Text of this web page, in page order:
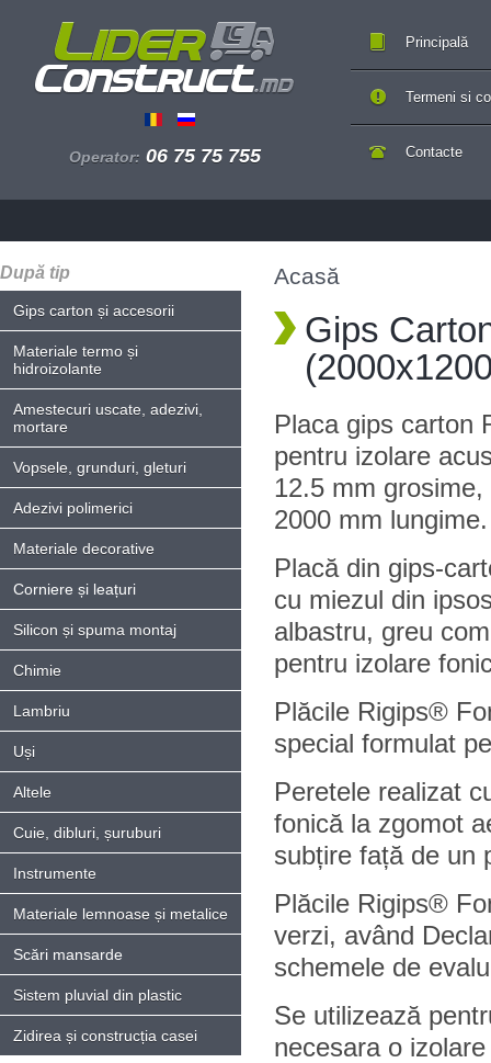
Operator: 06 75 75 755
Principală
Contacte
Termeni si
După tip
Gips carton și accesorii
Materiale termo și
hidroizolante
Amestecuri uscate, adezivi,
mortare
Vopsele, grunduri, gleturi
Adezivi polimerici
Materiale decorative
Corniere și leațuri
Silicon și spuma montaj
Chimie
Lambriu
Uși
Altele
Cuie, dibluri, șuruburi
Instrumente
Materiale lemnoase și metalice
Scări mansarde
Sistem pluvial din plastic
Zidirea și construcția casei
Acasă
Gips
Placa gips carton
pentru izolare
12.5 mm
2000 mm lungime.
Placă din gips-
cu miezul din
albastru, greu
pentru izolare
Plăcile Rigips®
special formulat
Peretele realizat
fonică la zgomot
subțire față de un
Plăcile Rigips®
verzi, având
schemele de
Se utilizează
necesara o